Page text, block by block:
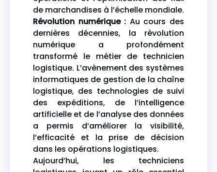
de marchandises à l’échelle mondiale.
Révolution numérique : Au cours des
dernières décennies, la révolution
numérique a profondément
transformé le métier de technicien
logistique. L’avènement des systèmes
informatiques de gestion de la chaîne
logistique, des technologies de suivi
des expéditions, de l’intelligence
artificielle et de l’analyse des données
a permis d’améliorer la visibilité,
l’efficacité et la prise de décision
dans les opérations logistiques.
Aujourd’hui, les techniciens